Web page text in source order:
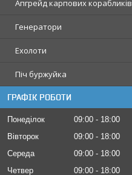
Апгрейд карпових корабликів
Генератори
Ехолоти
Піч буржуйка
ГРАФІК РОБОТИ
Понеділок 09:00
18:00
Вівторок
09:00
18:00
Середа
09:00
18:00
Четвер
09:00
18:00